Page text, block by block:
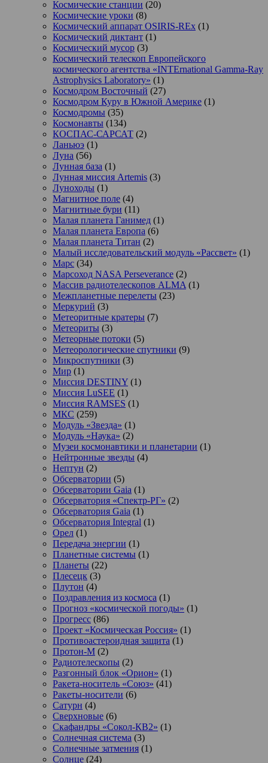
Космические станции (20)
Космические уроки (8)
Космический аппарат OSIRIS-REx (1)
Космический диктант (1)
Космический мусор (3)
Космический телескоп Европейского
космического агентства «INTErnational Gamma-Ray
Astrophysics Laboratory» (1)
Космодром Восточный (27)
Космодром Куру в Южной Америке (1)
Космодромы (35)
Космонавты (134)
КОСПАС-САРСАТ (2)
Ланьюэ (1)
Луна (56)
Лунная база (1)
Лунная миссия Artemis (3)
Луноходы (1)
Магнитное поле (4)
Магнитные бури (11)
Малая планета Ганимед (1)
Малая планета Европа (6)
Малая планета Титан (2)
Малый исследовательский модуль «Рассвет» (1)
Марс (34)
Марсоход NASA Perseverance (2)
Массив радиотелескопов ALMA (1)
Межпланетные перелеты (23)
Меркурий (3)
Метеоритные кратеры (7)
Метеориты (3)
Метеорные потоки (5)
Метеорологические спутники (9)
Микроспутники (3)
Мир (1)
Миссия DESTINY (1)
Миссия LuSEE (1)
Миссия RAMSES (1)
МКС (259)
Модуль «Звезда» (1)
Модуль «Наука» (2)
Музеи космонавтики и планетарии (1)
Нейтронные звезды (4)
Нептун (2)
Обсерватории (5)
Обсерватории Gaia (1)
Обсерватория «Спектр-РГ» (2)
Обсерватория Gaia (1)
Обсерватория Integral (1)
Орел (1)
Передача энергии (1)
Планетные системы (1)
Планеты (22)
Плесецк (3)
Плутон (4)
Поздравления из космоса (1)
Прогноз «космической погоды» (1)
Прогресс (86)
Проект «Космическая Россия» (1)
Противоастероидная защита (1)
Протон-М (2)
Радиотелескопы (2)
Разгонный блок «Орион» (1)
Ракета-носитель «Союз» (41)
Ракеты-носители (6)
Сатурн (4)
Сверхновые (6)
Скафандры «Сокол-КВ2» (1)
Солнечная система (3)
Солнечные затмения (1)
Солнце (24)